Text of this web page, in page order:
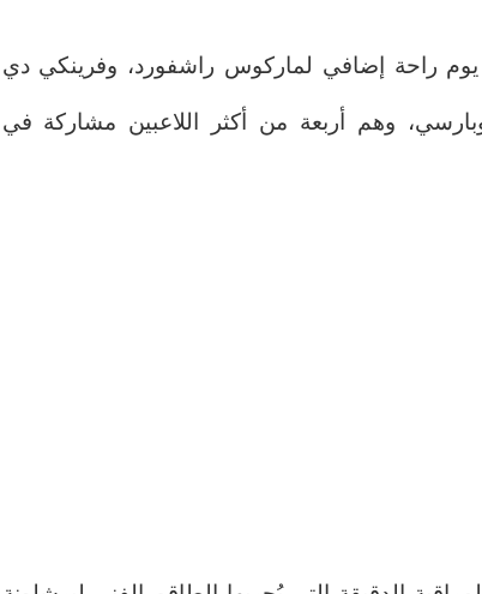
يوم راحة إضافي لماركوس راشفورد، وفرينكي دي
وهم أربعة من أكثر اللاعبين مشاركة في